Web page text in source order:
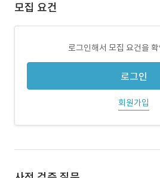
모집 요건
로그인해서 모집 요건을
로그인
회원가입